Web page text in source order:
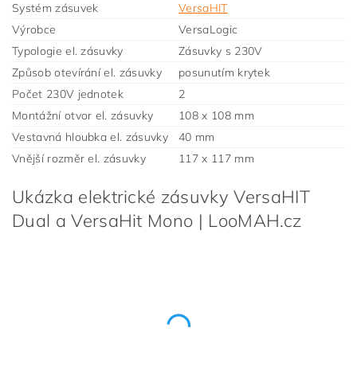
Systém zásuvek
VersaHIT
Výrobce
VersaLogic
Typologie el. zásuvky
Zásuvky s 230V
Způsob otevírání el. zásuvky
posunutím krytek
Počet 230V jednotek
2
Montážní otvor el. zásuvky
108 x 108 mm
Vestavná hloubka el. zásuvky
40 mm
Vnější rozměr el. zásuvky
117 x 117 mm
Ukázka elektrické zásuvky VersaHIT
Dual a VersaHit Mono | LooMAH.cz